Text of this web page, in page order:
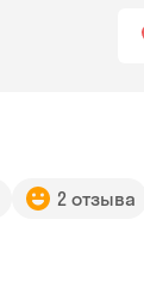
2 отзыва